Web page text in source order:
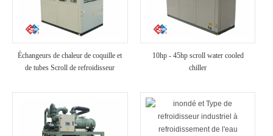
Échangeurs de chaleur de coquille et
de tubes Scroll de refroidisseur
10hp - 45hp scroll water cooled
chiller